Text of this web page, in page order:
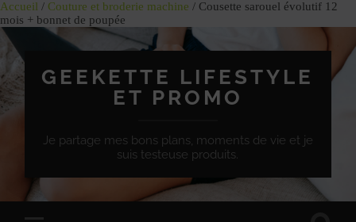
Accueil / Couture et broderie machine / Cousette sarouel évolutif 12
mois + bonnet de poupée
GEEKETTE LIFESTYLE
ET PROMO
Je partage mes bons plans, moments de vie et je
suis testeuse produits.